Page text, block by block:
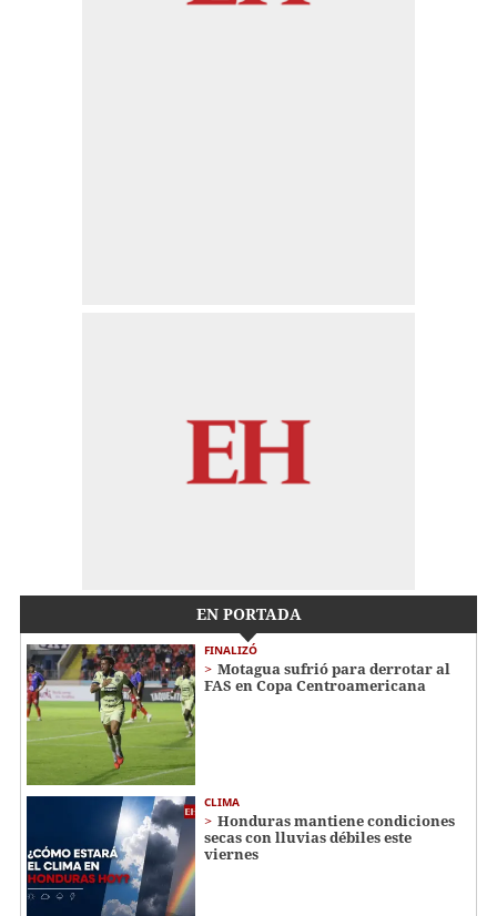
EN PORTADA
FINALIZÓ
Motagua sufrió para derrotar al
FAS en Copa Centroamericana
CLIMA
Honduras mantiene condiciones
secas con lluvias débiles este
viernes